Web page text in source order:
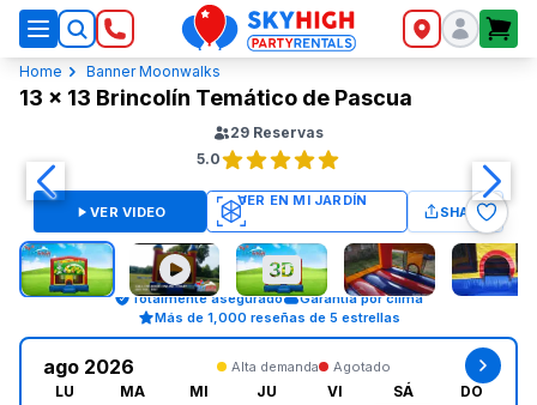
SkyHigh Logo
Home Banner Moonwalks
13 x 13 Brincolín Temático de Pascua
29 Reservas
5.0
VER VIDEO SHARE
Totalmente asegurado
Garantía por clima
Más de 1,000 reseñas de 5 estrellas
ago 2026 Alta demanda Agotado
LU MA MI JU VI SÁ DO